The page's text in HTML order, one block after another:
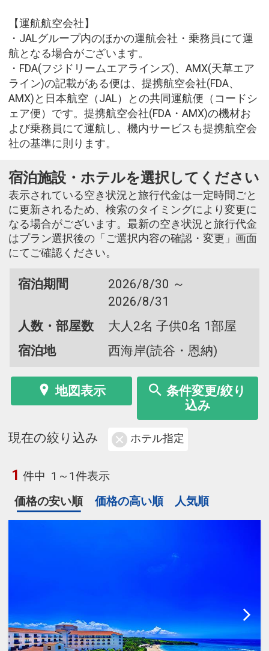
【運航航空会社】
・JALグループ内のほかの運航会社・乗務員にて運
航となる場合がございます。
・FDA(フジドリームエアラインズ)、AMX(天草エア
ライン)の記載がある便は、提携航空会社(FDA、
AMX)と日本航空（JAL）との共同運航便（コードシ
ェア便）です。提携航空会社(FDA・AMX)の機材お
よび乗務員にて運航し、機内サービスも提携航空会
社の基準に則ります。
宿泊施設・ホテルを選択してください
表示されている空き状況と旅行代金は一定時間ごと
に更新されるため、検索のタイミングにより変更に
なる場合がございます。最新の空き状況と旅行代金
はプラン選択後の「ご選択内容の確認・変更」画面
にてご確認ください。
宿泊期間
2026/8/30 ～
2026/8/31
人数・部屋数
大人2名 子供0名 1部屋
宿泊地
西海岸(読谷・恩納)
地図表示
条件変更/絞り
込み
現在の絞り込み ホテル指定
1 件中 1～1件表示
価格の安い順
価格の高い順 人気順